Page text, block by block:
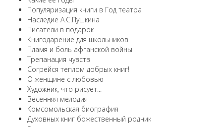
Популяризация книги в Год театра
Наследие А.С.Пушкина
Писатели в подарок
Книгодарение для школьников
Пламя и боль афганской войны
Трепанация чувств
Согрейся теплом добрых книг!
О женщине с любовью
Художник, что рисует...
Весенняя мелодия
Комсомольская биография
Духовных книг божественный родник